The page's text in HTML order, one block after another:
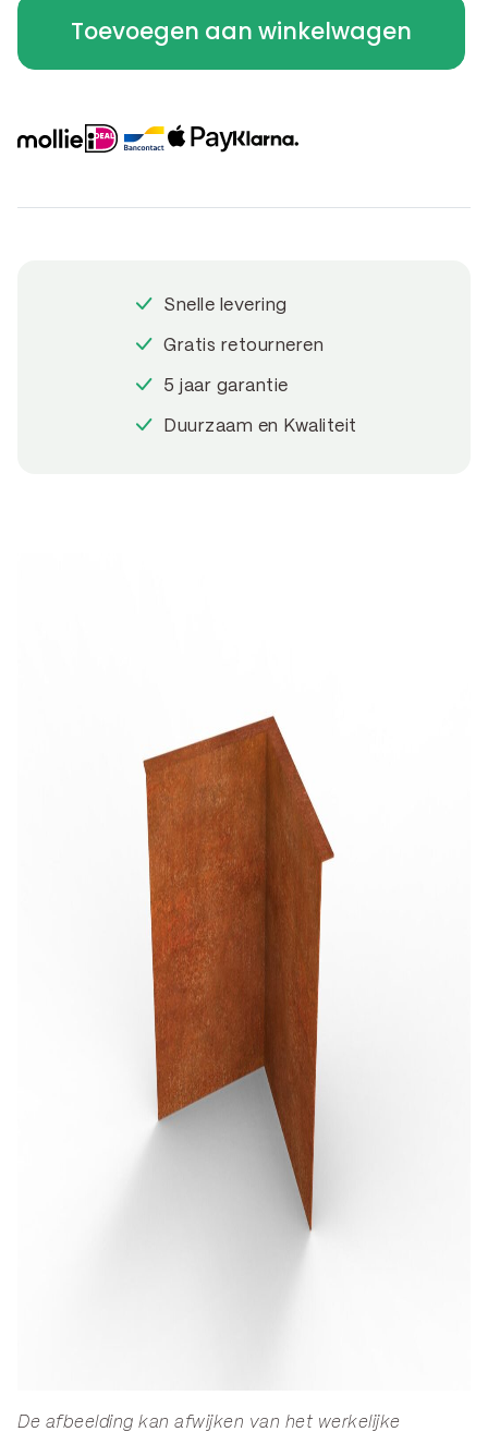
De afbeelding kan afwijken van het werkelijke
gezet
bocht
30
Toevoegen aan winkelwagen
Snelle levering
Gratis retourneren
5 jaar garantie
Duurzaam en Kwaliteit